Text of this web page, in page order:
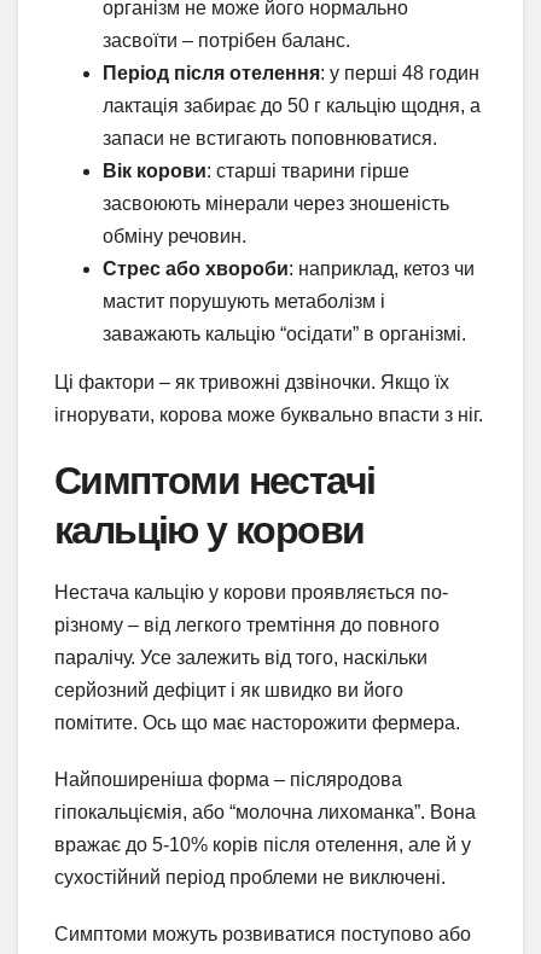
організм не може його нормально
засвоїти – потрібен баланс.
Період після отелення: у перші 48 годин
лактація забирає до 50 г кальцію щодня, а
запаси не встигають поповнюватися.
Вік корови: старші тварини гірше
засвоюють мінерали через зношеність
обміну речовин.
Стрес або хвороби: наприклад, кетоз чи
мастит порушують метаболізм і
заважають кальцію “осідати” в організмі.
Ці фактори – як тривожні дзвіночки. Якщо їх
ігнорувати, корова може буквально впасти з ніг.
Симптоми нестачі
кальцію у корови
Нестача кальцію у корови проявляється по-
різному – від легкого тремтіння до повного
паралічу. Усе залежить від того, наскільки
серйозний дефіцит і як швидко ви його
помітите. Ось що має насторожити фермера.
Найпоширеніша форма – післяродова
гіпокальціємія, або “молочна лихоманка”. Вона
вражає до 5-10% корів після отелення, але й у
сухостійний період проблеми не виключені.
Симптоми можуть розвиватися поступово або